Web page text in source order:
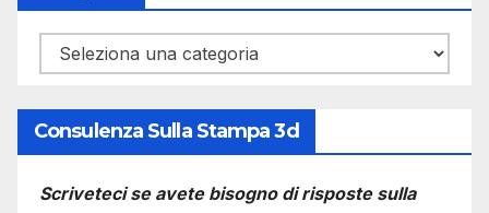
Categorie
Consulenza Sulla Stampa 3d
Scriveteci se avete bisogno di risposte sulla